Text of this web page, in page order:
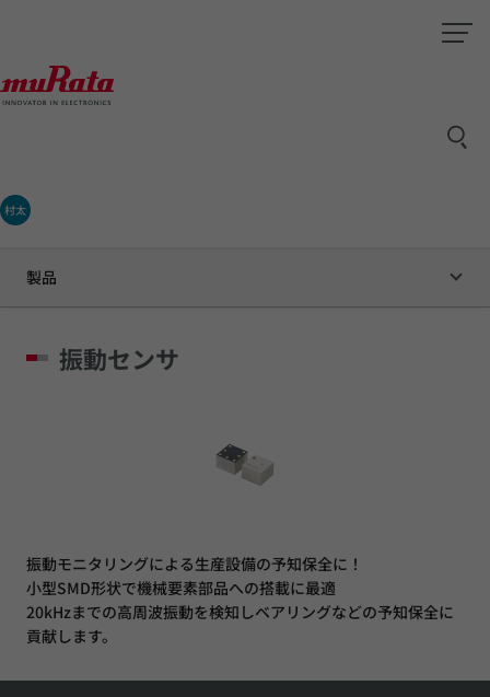
村太
製品
振動センサ
振動モニタリングによる生産設備の予知保全に！
小型SMD形状で機械要素部品への搭載に最適
20kHzまでの高周波振動を検知しベアリングなどの予知保全に
貢献します。